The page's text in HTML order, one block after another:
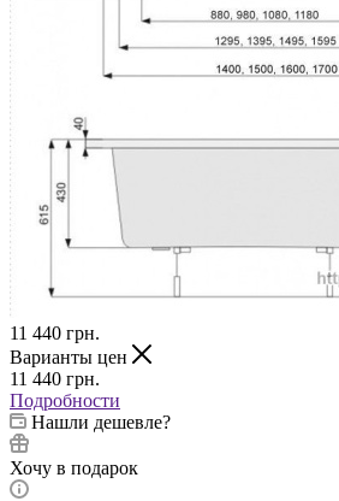
11 440 грн.
Варианты цен
11 440 грн.
Подробности
Нашли дешевле?
Хочу в подарок